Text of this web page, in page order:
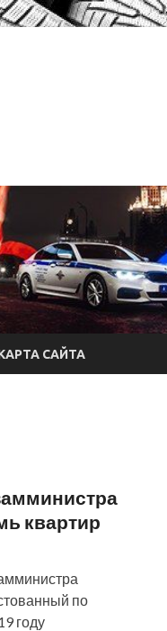
САЙТА
квартир
по
году